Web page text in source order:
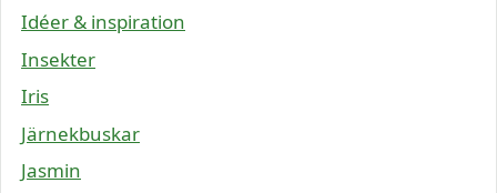
Idéer & inspiration
Insekter
Iris
Järnekbuskar
Jasmin